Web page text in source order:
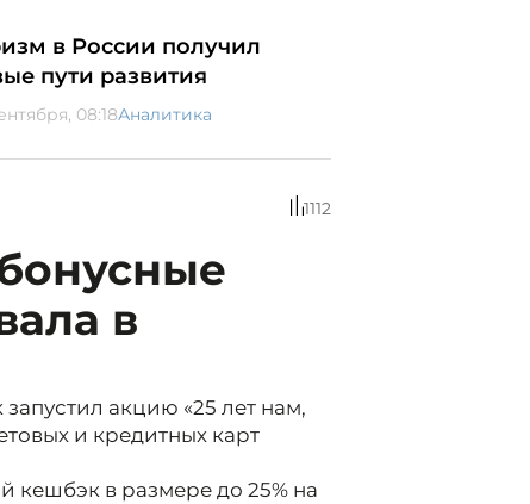
в России получил
пути развития
08:18Аналитика
1112
в
акцию «25 лет нам,
и кредитных карт
в размере до 25% на